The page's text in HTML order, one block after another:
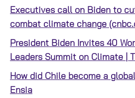
Executives call on Biden to
combat climate change
President Biden Invites 40
Leaders Summit on Climate |
How did Chile become a
Ensia